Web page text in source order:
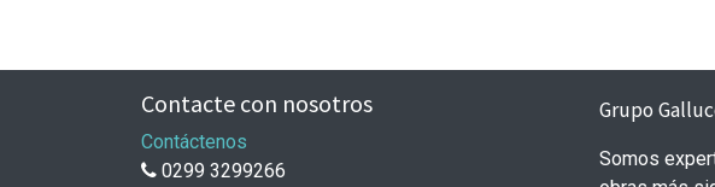
Contacte con nosotros
Contáctenos
0299 3299266
Grupo
Somos